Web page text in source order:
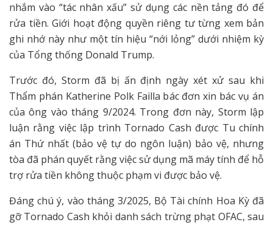
nhắm vào “tác nhân xấu” sử dụng các nền tảng đó để
rửa tiền. Giới hoạt động quyền riêng tư từng xem bản
ghi nhớ này như một tín hiệu “nới lỏng” dưới nhiệm kỳ
của Tổng thống Donald Trump.
Trước đó, Storm đã bị ấn định ngày xét xử sau khi
Thẩm phán Katherine Polk Failla bác đơn xin bác vụ án
của ông vào tháng 9/2024. Trong đơn này, Storm lập
luận rằng việc lập trình Tornado Cash được Tu chính
án Thứ nhất (bảo vệ tự do ngôn luận) bảo vệ, nhưng
tòa đã phán quyết rằng việc sử dụng mã máy tính để hỗ
trợ rửa tiền không thuộc phạm vi được bảo vệ.
Đáng chú ý, vào tháng 3/2025, Bộ Tài chính Hoa Kỳ đã
gỡ Tornado Cash khỏi danh sách trừng phạt OFAC, sau